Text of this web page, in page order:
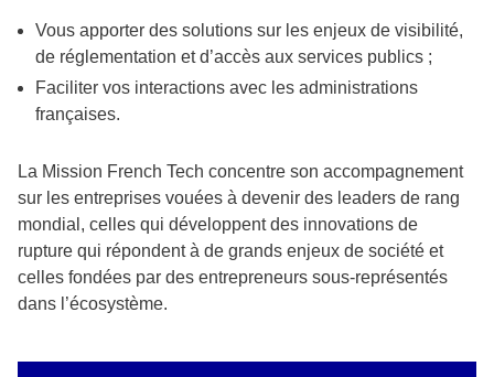
Vous apporter des solutions sur les enjeux de visibilité,
de réglementation et d’accès aux services publics ;
Faciliter vos interactions avec les administrations
françaises.
La Mission French Tech concentre son accompagnement
sur les entreprises vouées à devenir des leaders de rang
mondial, celles qui développent des innovations de
rupture qui répondent à de grands enjeux de société et
celles fondées par des entrepreneurs sous-représentés
dans l’écosystème.